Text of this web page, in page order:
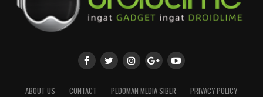
ABOUT US CONTACT PEDOMAN MEDIA SIBER PRIVACY POLICY